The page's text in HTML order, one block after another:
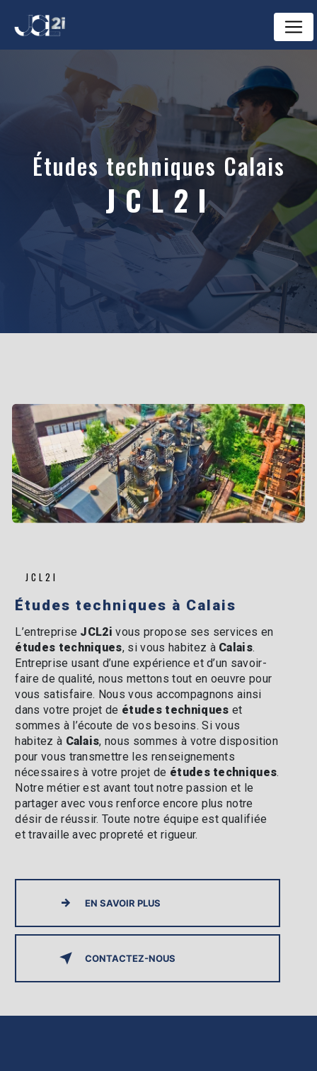
études techniques Calais
JCL2I
JCL2I
études techniques à Calais
L’entreprise JCL2i vous propose ses services en
études techniques, si vous habitez à Calais.
Entreprise usant d’une expérience et d’un savoir-
faire de qualité, nous mettons tout en oeuvre pour
vous satisfaire. Nous vous accompagnons ainsi
dans votre projet de études techniques et
sommes à l’écoute de vos besoins. Si vous
habitez à Calais, nous sommes à votre disposition
pour vous transmettre les renseignements
nécessaires à votre projet de études techniques.
Notre métier est avant tout notre passion et le
partager avec vous renforce encore plus notre
désir de réussir. Toute notre équipe est qualifiée
et travaille avec propreté et rigueur.
EN SAVOIR PLUS
CONTACTEZ-NOUS